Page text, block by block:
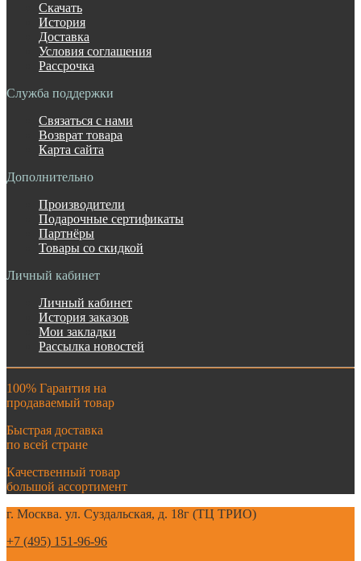
Скачать
История
Доставка
Условия соглашения
Рассрочка
Служба поддержки
Связаться с нами
Возврат товара
Карта сайта
Дополнительно
Производители
Подарочные сертификаты
Партнёры
Товары со скидкой
Личный кабинет
Личный кабинет
История заказов
Мои закладки
Рассылка новостей
100% Гарантия на
продаваемый товар
Быстрая доставка
по всей стране
Качественный товар
большой ассортимент
г. Москва. ул. Суздальская, д. 18г (ТЦ ТРИО)
+7 (495) 151-96-96